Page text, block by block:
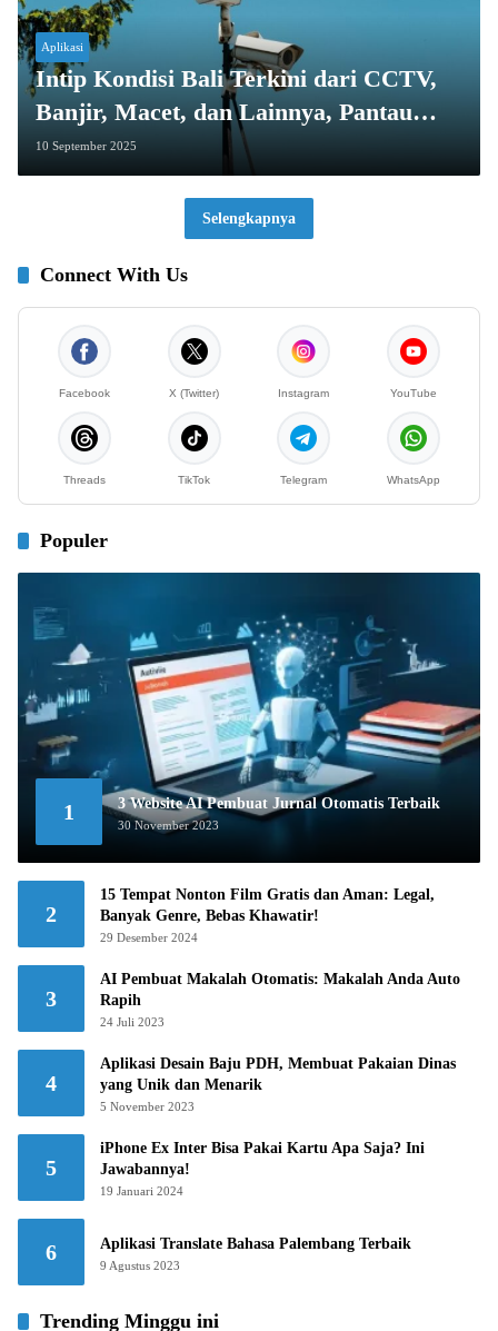
Aplikasi
Intip Kondisi Bali Terkini dari CCTV,
Banjir, Macet, dan Lainnya, Pantau
Langsung!
10 September 2025
Selengkapnya
Connect With Us
Facebook X (Twitter) Instagram YouTube
Threads TikTok Telegram WhatsApp
Populer
1 3 Website AI Pembuat Jurnal Otomatis Terbaik
30 November 2023
2
15 Tempat Nonton Film Gratis dan Aman: Legal,
Banyak Genre, Bebas Khawatir!
29 Desember 2024
3
AI Pembuat Makalah Otomatis: Makalah Anda Auto
Rapih
24 Juli 2023
4
Aplikasi Desain Baju PDH, Membuat Pakaian Dinas
yang Unik dan Menarik
5 November 2023
5
iPhone Ex Inter Bisa Pakai Kartu Apa Saja? Ini
Jawabannya!
19 Januari 2024
6 Aplikasi Translate Bahasa Palembang Terbaik
9 Agustus 2023
Trending Minggu ini